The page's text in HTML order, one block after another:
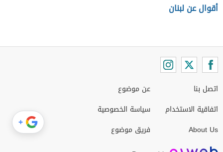
أقوال عن لبنان
اتصل بنا
اتفاقية الاستخدام
About Us
عن موضوع
سياسة الخصوصية
فريق موضوع
+